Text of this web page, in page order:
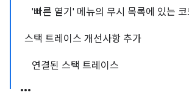
'빠른 열기' 메뉴의 무시 목록에 있는 코
스택 트레이스 개선사항 추가
연결된 스택 트레이스